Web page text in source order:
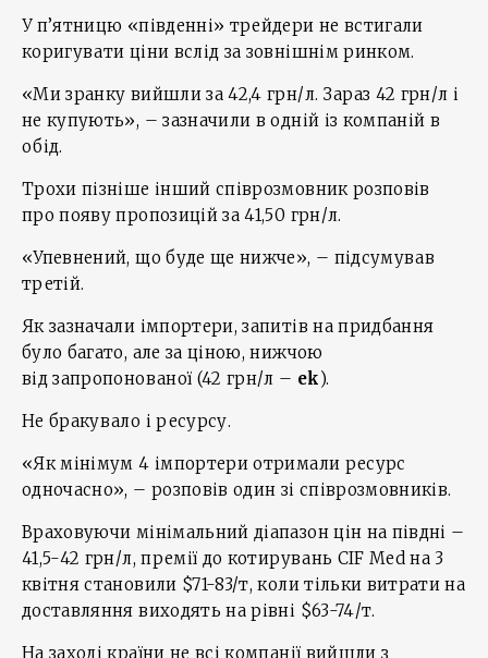
У п’ятницю «південні» трейдери не встигали
коригувати ціни вслід за зовнішнім ринком.
«Ми зранку вийшли за 42,4 грн/л. Зараз 42 грн/л і
не купують», – зазначили в одній із компаній в
обід.
Трохи пізніше інший співрозмовник розповів
про появу пропозицій за 41,50 грн/л.
«Упевнений, що буде ще нижче», – підсумував
третій.
Як зазначали імпортери, запитів на придбання
було багато, але за ціною, нижчою
від запропонованої (42 грн/л – ek).
Не бракувало і ресурсу.
«Як мінімум 4 імпортери отримали ресурс
одночасно», – розповів один зі співрозмовників.
Враховуючи мінімальний діапазон цін на півдні –
41,5-42 грн/л, премії до котирувань CIF Med на 3
квітня становили $71-83/т, коли тільки витрати на
доставляння виходять на рівні $63-74/т.
На заході країни не всі компанії вийшли з